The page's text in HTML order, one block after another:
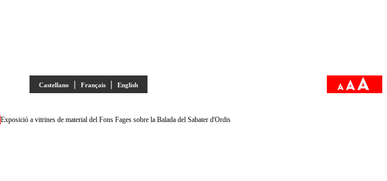
Castellano | Français | English
Exposició a vitrines de material del Fons Fages sobre la Balada del Sabater d'Ordis